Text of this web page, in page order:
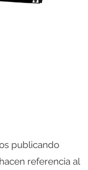
publicando
referencia al